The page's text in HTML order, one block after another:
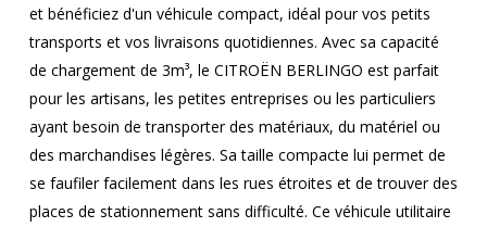
et bénéficiez d'un véhicule compact, idéal pour vos petits
transports et vos livraisons quotidiennes. Avec sa capacité
de chargement de 3m³, le CITROËN BERLINGO est parfait
pour les artisans, les petites entreprises ou les particuliers
ayant besoin de transporter des matériaux, du matériel ou
des marchandises légères. Sa taille compacte lui permet de
se faufiler facilement dans les rues étroites et de trouver des
places de stationnement sans difficulté. Ce véhicule utilitaire